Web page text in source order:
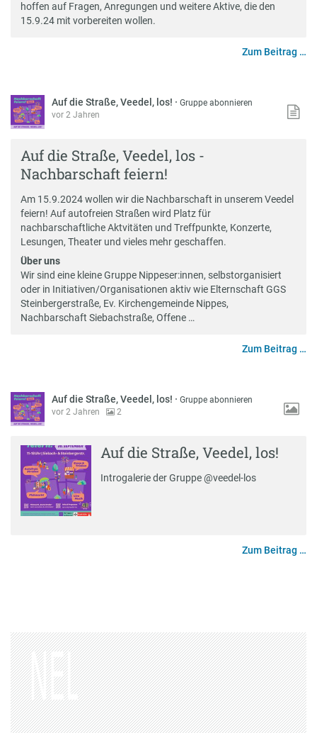
hoffen auf Fragen, Anregungen und weitere Aktive, die den
15.9.24 mit vorbereiten wollen.
Zum Beitrag …
Auf die Straße, Veedel, los! ·Gruppe abonnieren
vor 2 Jahren
Auf die Straße, Veedel, los -
Nachbarschaft feiern!
Am 15.9.2024 wollen wir die Nachbarschaft in unserem Veedel
feiern! Auf autofreien Straßen wird Platz für
nachbarschaftliche Aktvitäten und Treffpunkte, Konzerte,
Lesungen, Theater und vieles mehr geschaffen.
Über uns
Wir sind eine kleine Gruppe Nippeser:innen, selbstorganisiert
oder in Initiativen/Organisationen aktiv wie Elternschaft GGS
Steinbergerstraße, Ev. Kirchengemeinde Nippes,
Nachbarschaft Siebachstraße, Offene …
Zum Beitrag …
Auf die Straße, Veedel, los! ·Gruppe abonnieren
vor 2 Jahren
2
Auf die Straße, Veedel, los!
Introgalerie der Gruppe @veedel-los
Zum Beitrag …